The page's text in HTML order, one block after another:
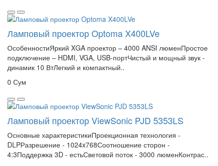
Ламповый проектор Optoma X400LVe
ОсобенностиЯркий XGA проектор – 4000 ANSI люменПростое
подключение – HDMI, VGA, USB-портЧистый и мощный звук -
динамик 10 ВтЛегкий и компактный..
0 Сум
Ламповый проектор ViewSonic PJD 5353LS
Основные характеристикиПроекционная технология -
DLPРазрешение - 1024x768Соотношение сторон -
4:3Поддержка 3D - естьСветовой поток - 3000 люменКонтрас..